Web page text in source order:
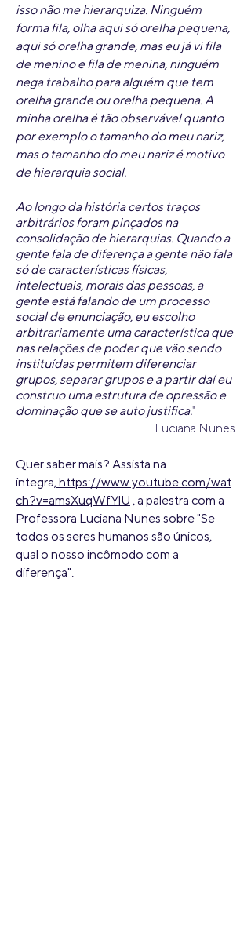
isso não me hierarquiza. Ninguém
forma fila, olha aqui só orelha pequena,
aqui só orelha grande, mas eu já vi fila
de menino e fila de menina, ninguém
nega trabalho para alguém que tem
orelha grande ou orelha pequena. A
minha orelha é tão observável quanto
por exemplo o tamanho do meu nariz,
mas o tamanho do meu nariz é motivo
de hierarquia social.
Ao longo da história certos traços
arbitrários foram pinçados na
consolidação de hierarquias. Quando a
gente fala de diferença a gente não fala
só de características físicas,
intelectuais, morais das pessoas, a
gente está falando de um processo
social de enunciação, eu escolho
arbitrariamente uma característica que
nas relações de poder que vão sendo
instituídas permitem diferenciar
grupos, separar grupos e a partir daí eu
construo uma estrutura de opressão e
dominação que se auto justifica."
Luciana Nunes
Quer saber mais? Assista na
íntegra,https://www.youtube.com/wat
ch?v=amsXuqWfYlU , a palestra com a
Professora Luciana Nunes sobre "Se
todos os seres humanos são únicos,
qual o nosso incômodo com a
diferença".